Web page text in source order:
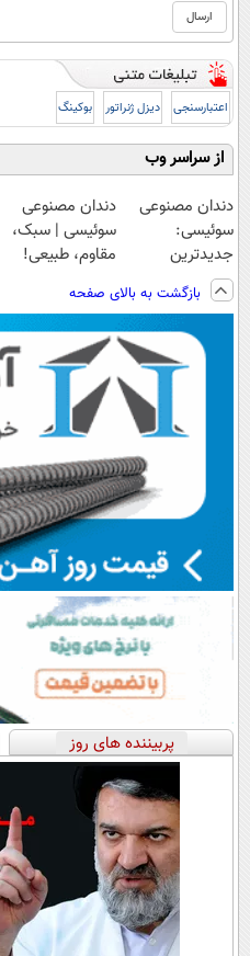
اعتبارسنجی دیزل ژنراتور بوکینگ
از سراسر وب
دندان مصنوعی
سوئیسی:
جدیدترین
فناوری اروپا،
سبک و مقاوم |
پرداخت قسطی
دندان مصنوعی
سوئیسی | سبک،
مقاوم، طبیعی!
رایگان+پرداخت
اقساطی😍
بازگشت به بالای صفحه
پربیننده های روز